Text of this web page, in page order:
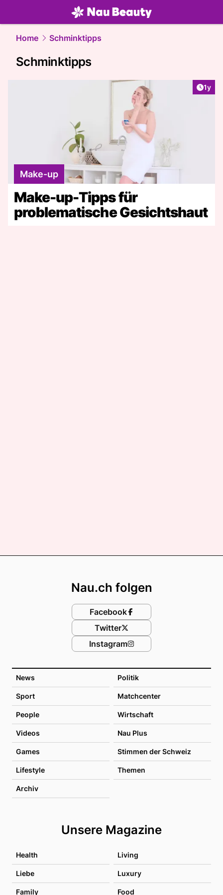
beauty.NAU.ch
Home Schminktipps
Schminktipps
1y
Make-up
Make-up-Tipps für
problematische Gesichtshaut
News Politik
Sport Matchcenter
People Wirtschaft
Videos Nau Plus
Games Stimmen der Schweiz
Lifestyle Themen
Archiv
Unsere Magazine
Health Living
Liebe Luxury
Family Food
Nau.ch folgen
Facebook
Twitter
Instagram